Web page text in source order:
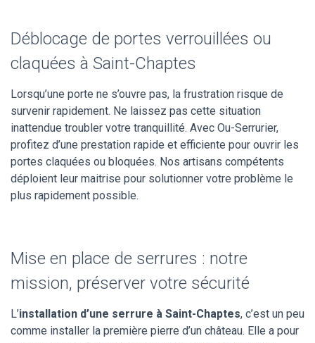
Déblocage de portes verrouillées ou
claquées à Saint-Chaptes
Lorsqu’une porte ne s’ouvre pas, la frustration risque de
survenir rapidement. Ne laissez pas cette situation
inattendue troubler votre tranquillité. Avec Ou-Serrurier,
profitez d’une prestation rapide et efficiente pour ouvrir les
portes claquées ou bloquées. Nos artisans compétents
déploient leur maitrise pour solutionner votre problème le
plus rapidement possible.
Mise en place de serrures : notre
mission, préserver votre sécurité
L’installation d’une serrure à Saint-Chaptes, c’est un peu
comme installer la première pierre d’un château. Elle a pour